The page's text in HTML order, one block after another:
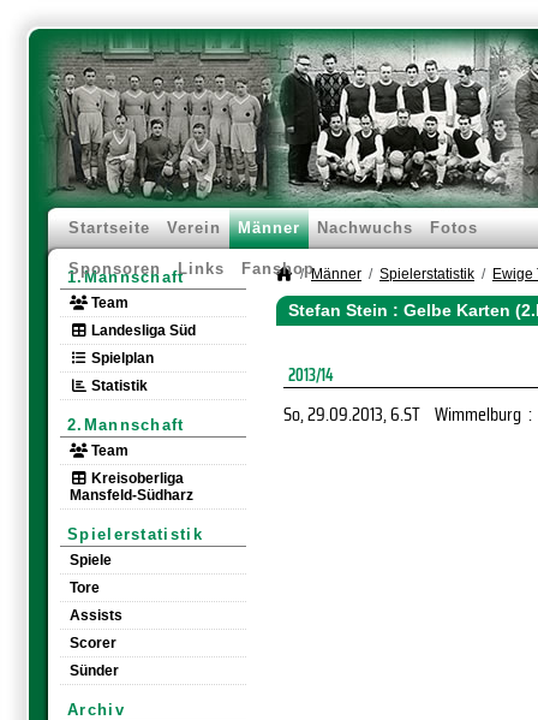
Startseite Verein Männer Nachwuchs Fotos
Sponsoren Links Fanshop
1.Mannschaft
Team
Landesliga Süd
Spielplan
Statistik
2.Mannschaft
Team
Kreisoberliga
Mansfeld-Südharz
Spielerstatistik
Spiele
Tore
Assists
Scorer
Sünder
Archiv
Männer Spielerstatistik Ewige
Stefan Stein : Gelbe Karten
2013/14
So, 29.09.2013, 6.ST Wimmelburg :